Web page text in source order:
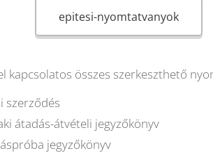
epitesi-nyomtatvanyok
kapcsolatos összes szerkeszthető
szerződés
átadás-átvételi jegyzőkönyv
jegyzőkönyv